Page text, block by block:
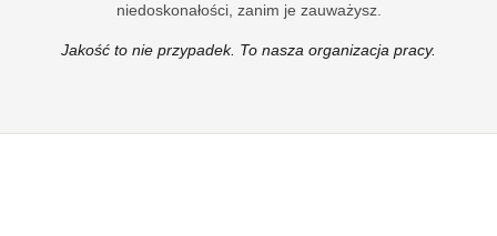
niedoskonałości, zanim je zauważysz.
Jakość to nie przypadek. To nasza organizacja pracy.